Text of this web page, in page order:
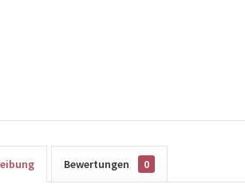
Bewertungen 0